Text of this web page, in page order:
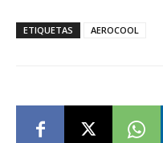
ETIQUETAS AEROCOOL